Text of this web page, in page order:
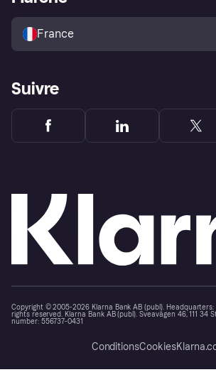
Politique de protection de
l’acheteur Klarna
France
Suivre
Copyright © 2005-2026 Klarna Bank AB (publ). Headquarters:
rights reserved. Klarna Bank AB (publ). Sveavägen 46, 111 34
number: 556737-0431
ConditionsCookies